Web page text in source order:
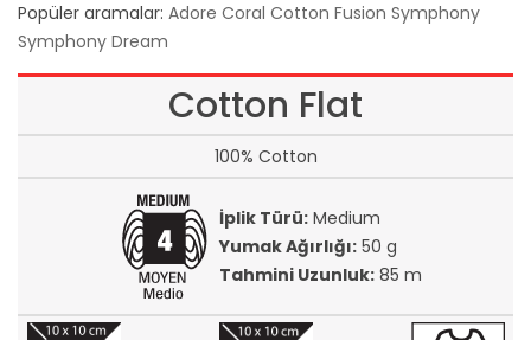
Popüler aramalar: Adore Coral Cotton Fusion Symphony
Symphony Dream
Cotton Flat
100% Cotton
İplik Türü:Medium
Yumak Ağırlığı:50 g
Tahmini Uzunluk:85 m